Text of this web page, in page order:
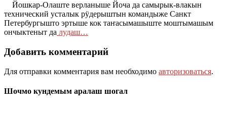
Йошкар-Олаште верланыше Йоча да самырык-влакын
технический усталык рӱдерыштын командыже Санкт
Петербургышто эртыше кок таҥасымашыште моштымашым
ончыктеныт да лудаш…
Добавить комментарий
Для отправки комментария вам необходимо авторизоваться.
Шочмо кундемым аралаш шогал